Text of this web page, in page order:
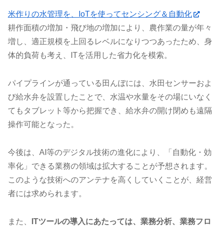
米作りの水管理を、IoTを使ってセンシング＆自動化
耕作面積の増加・飛び地の増加により、農作業の量が年々
増し、適正規模を上回るレベルになりつつあったため、身
体的負荷も考え、ITを活用した省力化を模索。
パイプラインが通っている田んぼには、水田センサーおよ
び給水弁を設置したことで、水温や水量をその場にいなく
てもタブレット等から把握でき、給水弁の開け閉めも遠隔
操作可能となった。
今後は、AI等のデジタル技術の進化により、「自動化・効
率化」できる業務の領域は拡大することが予想されます。
このような技術へのアンテナを高くしていくことが、経営
者には求められます。
また、
ITツールの導入にあたっては、業務分析、業務フロ